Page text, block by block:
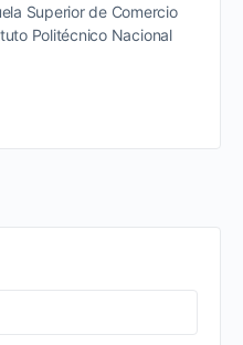
Superior de Comercio
Politécnico Nacional